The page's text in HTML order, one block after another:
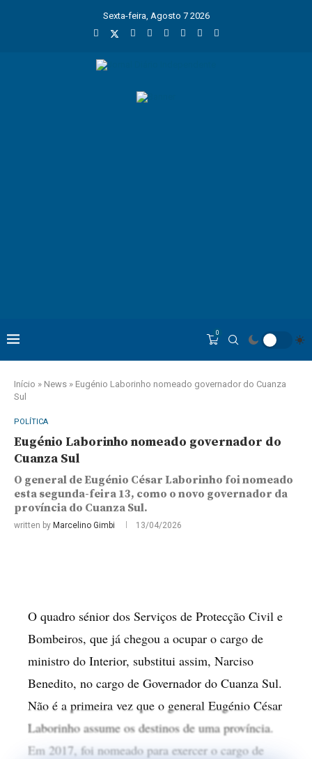
Sexta-feira, Agosto 7 2026
0
Início » News » Eugénio Laborinho nomeado governador do Cuanza
Sul
POLÍTICA
Eugénio Laborinho nomeado governador do
Cuanza Sul
O general de Eugénio César Laborinho foi nomeado
esta segunda-feira 13, como o novo governador da
província do Cuanza Sul.
written by Marcelino Gimbi 13/04/2026
O quadro sénior dos Serviços de Protecção Civil e
Bombeiros, que já chegou a ocupar o cargo de
ministro do Interior, substitui assim, Narciso
Benedito, no cargo de Governador do Cuanza Sul.
Não é a primeira vez que o general Eugénio César
Laborinho assume os destinos de uma província.
Em 2017, foi nomeado para exercer o cargo de